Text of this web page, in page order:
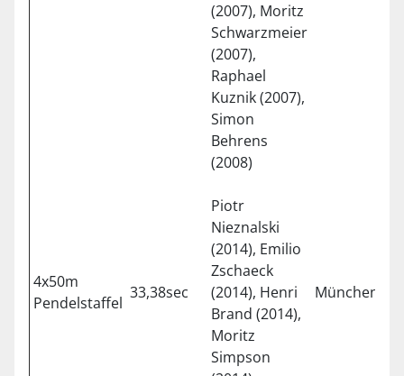
(2007), Moritz
Schwarzmeier
(2007),
Raphael
Kuznik (2007),
Simon
Behrens
(2008)
4x50m
Pendelstaffel
33,38sec
Piotr
Nieznalski
(2014), Emilio
Zschaeck
(2014), Henri
Brand (2014),
Moritz
Simpson
München